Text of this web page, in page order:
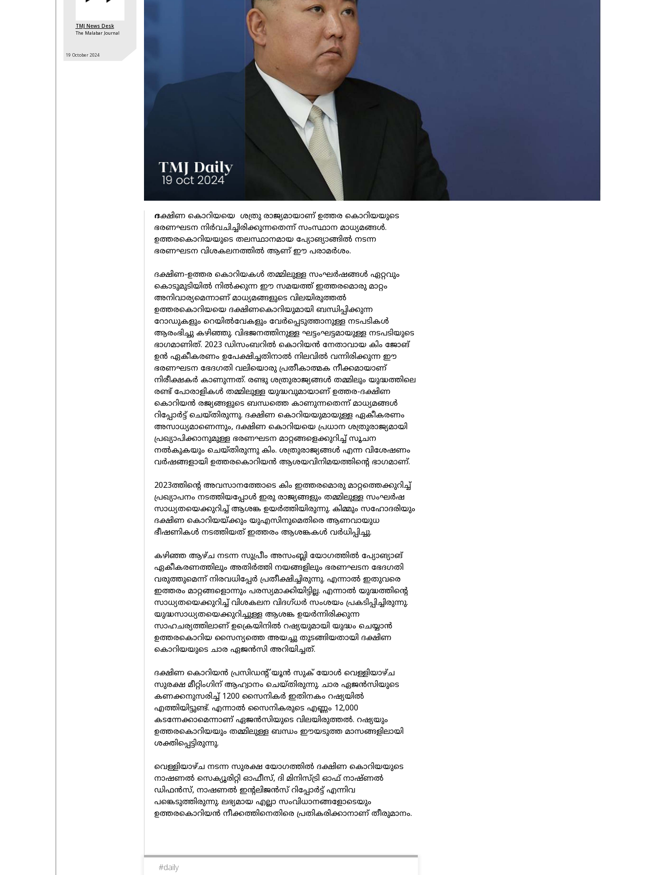
TMJ News Desk
The Malabar Journal
19 October2024
ദ​ക്ഷിണ കൊറിയയെ ശത്രു രാജ്യമായാണ് ഉത്തര കൊറിയയുടെ
ഭരണഘടന നിർവചിച്ചിരിക്കുന്നതെന്ന് സംസ്ഥാന മാധ്യമങ്ങൾ.
ഉത്തരകൊറിയയുടെ തലസ്ഥാനമായ പ്യോങ്യാങ്ങിൽ നടന്ന
ഭരണഘടന വിശകലനത്തിൽ ആണ് ഈ പരാമർശം.
ദക്ഷിണ-ഉത്തര കൊറിയകൾ തമ്മിലുള്ള സംഘർഷങ്ങൾ ഏറ്റവും
കൊടുമുടിയിൽ നിൽക്കുന്ന ഈ സമയത്ത് ഇത്തരമൊരു മാറ്റം
അനിവാര്യമെന്നാണ് മാധ്യമങ്ങളുടെ വിലയിരുത്തൽ
ഉത്തരകൊറിയയെ ദക്ഷിണകൊറിയുമായി ബന്ധിപ്പിക്കുന്ന
റോഡുകളും റെയിൽവേകളും വേർപ്പെടുത്താനുള്ള നടപടികൾ
ആരംഭിച്ചു കഴിഞ്ഞു. വിഭജനത്തിനുള്ള ഘട്ടംഘട്ടമായുള്ള നടപടിയുടെ
ഭാ​ഗമാണിത്. 2023 ഡിസംബറിൽ കൊറിയൻ നേതാവായ കിം ജോങ്
ഉൻ ഏകീകരണം ഉപേക്ഷിച്ചതിനാൽ നിലവിൽ വന്നിരിക്കുന്ന ഈ
ഭരണഘടന ഭേദ​ഗതി വലിയൊരു പ്രതീകാത്മക നീക്കമായാണ്
നിരീക്ഷകർ കാണുന്നത്. രണ്ടു ശത്രുരാജ്യങ്ങൾ തമ്മിലും യുദ്ധത്തിലെ
രണ്ട് പോരാളികൾ തമ്മിലുള്ള യുദ്ധവുമായാണ് ഉത്തര-ദക്ഷിണ
കൊറിയൻ രജ്യങ്ങളുടെ ബന്ധത്തെ കാണുന്നതെന്ന് മാധ്യമങ്ങൾ
റിപ്പോർട്ട് ചെയ്തിരുന്നു. ദക്ഷിണ കൊറിയയുമായുള്ള ഏകീകരണം
അസാധ്യമാണെന്നും, ദക്ഷിണ കൊറിയയെ പ്രധാന ശത്രുരാജ്യമായി
പ്രഖ്യാപിക്കാനുമുള്ള ഭരണഘടന മാറ്റങ്ങളെക്കുറിച്ച് സൂചന
നൽകുകയും ചെയ്തിരുന്നു കിം. ശത്രുരാജ്യങ്ങൾ എന്ന വിശേഷണം
വർഷങ്ങളായി ഉത്തരകൊറിയൻ ആശയവിനിമയത്തിന്റെ ഭാ​ഗമാണ്.
2023ത്തിന്റെ അവസാനത്തോടെ കിം ഇത്തരമൊരു മാറ്റത്തെക്കുറിച്ച്
പ്രഖ്യാപനം നടത്തിയപ്പോൾ ഇരു രാജ്യങ്ങളും തമ്മിലുള്ള സം​ഘർഷ
സാധ്യതയെക്കുറിച്ച് ആശങ്ക ഉയർത്തിയിരുന്നു. കിമ്മും സഹോദരിയും
ദക്ഷിണ കൊറിയയ്ക്കും യുഎസിനുമെതിരെ ആണവായുധ
ഭീഷണികൾ നടത്തിയത് ഇത്തരം ആശങ്കകൾ വർധിപ്പിച്ചു.
കഴിഞ്ഞ ആഴ്ച നടന്ന സുപ്രീം അസംബ്ലി യോ​ഗത്തിൽ പ്യോങ്യാങ്
ഏകീകരണത്തിലും അതിർത്തി നയങ്ങളിലും ഭരണഘടന ഭേദ​ഗതി
വരുത്തുമെന്ന് നിരവധിപ്പേർ പ്രതീക്ഷിച്ചിരുന്നു. എന്നാൽ ഇതുവരെ
ഇത്തരം മാറ്റങ്ങളൊന്നും പരസ്യമാക്കിയിട്ടില്ല. എന്നാൽ യുദ്ധത്തിന്റെ
സാധ്യതയെക്കുറിച്ച് വിശകലന വിദ​ഗ്ധർ സംശയം പ്രകടിപ്പിച്ചിരുന്നു.
യുദ്ധസാധ്യതയെക്കുറിച്ചുള്ള ആശങ്ക ഉയർന്നിരിക്കുന്ന
സാഹചര്യത്തിലാണ് ഉക്രെയിനിൽ റഷ്യയുമായി യുദ്ധം ചെയ്യാൻ
ഉത്തരകൊറിയ സൈന്യത്തെ അയച്ചു തുടങ്ങിയതായി ദക്ഷിണ
കൊറിയയുടെ ചാര ഏജൻസി അറിയിച്ചത്.
ദക്ഷിണ കൊറിയൻ പ്രസിഡന്റ് യൂൻ സുക് യോൾ വെള്ളിയാഴ്ച
സുരക്ഷ മീറ്റിം​ഗിന് ആഹ്വാനം ചെയ്തിരുന്നു. ചാര ഏജൻസിയുടെ
കണക്കനുസരിച്ച് 1200 സൈനികർ ഇതിനകം റഷ്യയിൽ
എത്തിയിട്ടുണ്ട്. എന്നാൽ സൈനികരുടെ എണ്ണം 12,000
കടന്നേക്കാമെന്നാണ് ഏജൻസിയുടെ വിലയിരുത്തൽ. റഷ്യയും
ഉത്തരകൊറിയയും തമ്മിലുള്ള ബന്ധം ഈയടുത്ത മാസങ്ങളിലായി
ശക്തിപ്പെട്ടിരുന്നു.
വെള്ളിയാഴ്ച നടന്ന സുരക്ഷ യോ​ഗത്തിൽ ദക്ഷിണ കൊറിയയുടെ
നാഷണൽ സെക്യൂരിറ്റി ഓഫീസ്, ദി മിനിസ്ട്രി ഓഫ് നാഷ്ണൽ
ഡിഫൻസ്, നാഷണൽ ഇന്റലിജൻസ് റിപ്പോർട്ട് എന്നിവ
പങ്കെടുത്തിരുന്നു. ലഭ്യമായ എല്ലാ സംവിധാനങ്ങളോടെയും
ഉത്തരകൊറിയൻ നീക്കത്തിനെതിരെ പ്രതികരിക്കാനാണ് തീരുമാനം.
#daily